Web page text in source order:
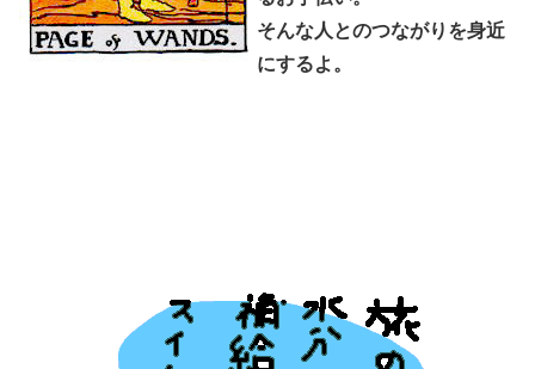
そんな人とのつながりを身近
にするよ。